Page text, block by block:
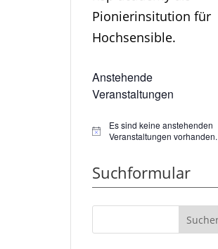
Pionierinsitution für
Hochsensible.
Anstehende
Veranstaltungen
Hinweis
Es sind keine anstehenden
Veranstaltungen vorhanden.
Suchformular